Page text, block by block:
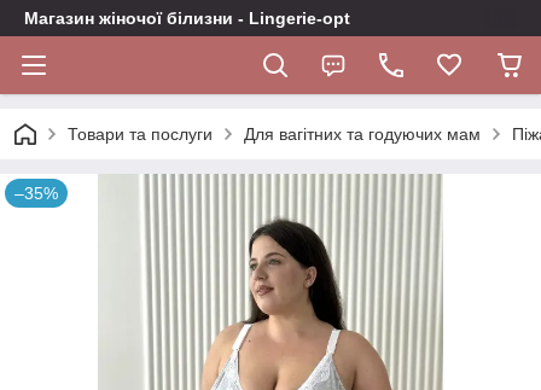
Магазин жіночої білизни - Lingerie-opt
Товари та послуги Для вагітних та годуючих мам
–35%